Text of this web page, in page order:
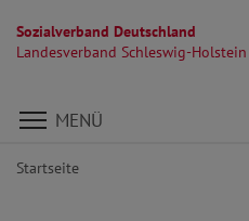
Sozialverband Deutschland
Landesverband Schleswig-Holstein
Direkt zu den Inhalten
MENÜ
Startseite